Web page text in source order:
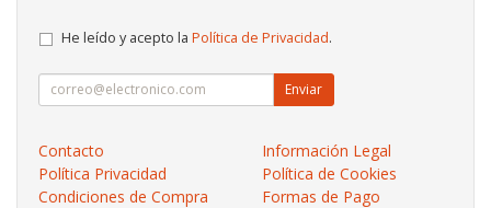
He leído y acepto la Política de Privacidad.
Enviar
Contacto
Información Legal
Política Privacidad
Política de Cookies
Condiciones de Compra
Formas de Pago